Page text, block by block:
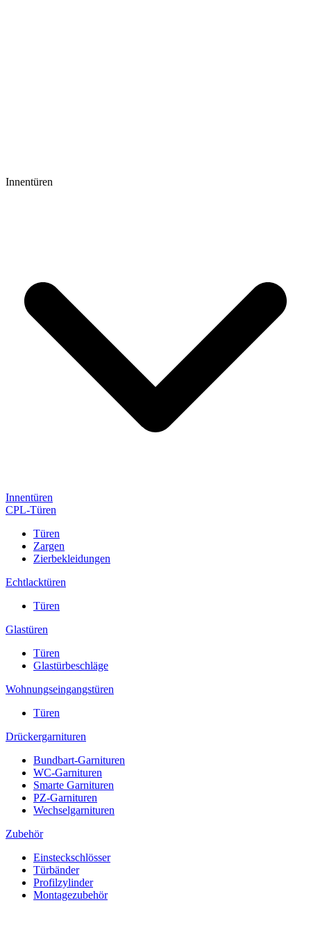
Innentüren
Innentüren
CPL-Türen
Türen
Zargen
Zierbekleidungen
Echtlacktüren
Türen
Glastüren
Türen
Glastürbeschläge
Wohnungseingangstüren
Türen
Drückergarnituren
Bundbart-Garnituren
WC-Garnituren
Smarte Garnituren
PZ-Garnituren
Wechselgarnituren
Zubehör
Einsteckschlösser
Türbänder
Profilzylinder
Montagezubehör